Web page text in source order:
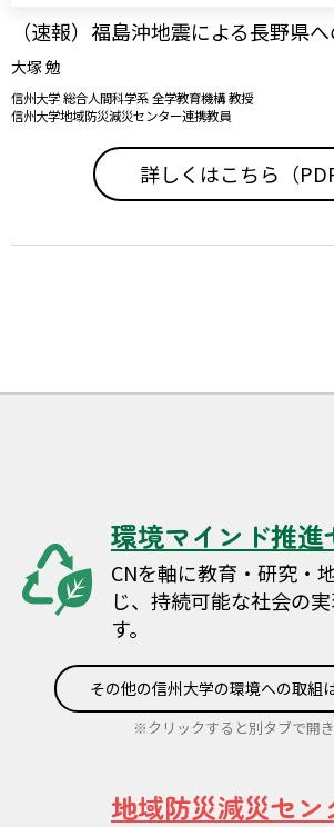
（速報）福島沖地震による長野県
大塚 勉
信州大学 総合人間科学系 全学教育機構 教授
信州大学地域防災減災センター連携教員
詳しくはこちら（PDF
環境マインド推進
CNを軸に教育・研究・
じ、持続可能な社会の
す。
その他の信州大学の環境への取組
※クリックすると別タブで開
地域防災減災セン